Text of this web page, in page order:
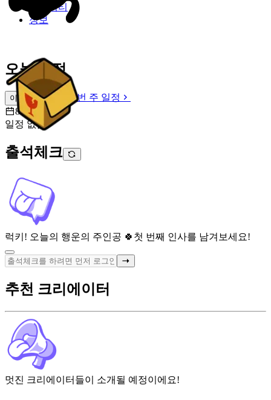
커뮤니티
정보
오늘 일정
이번 주 일정
이번 주 일정
8월 9일 [일]
일정 없음
출석체크
럭키! 오늘의 행운의 주인공 🍀 첫 번째 인사를 남겨보세요!
추천 크리에이터
멋진 크리에이터들이 소개될 예정이에요!